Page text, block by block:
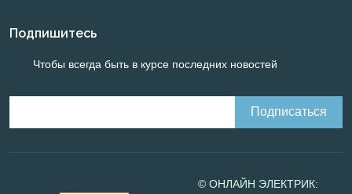
Подпишитесь
Чтобы всегда быть в курсе последних новостей
© ОНЛАЙН ЭЛЕКТРИК: